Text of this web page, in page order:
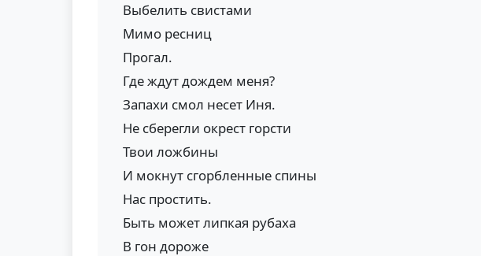
Выбелить свистами
Мимо ресниц
Прогал.
Где ждут дождем меня?
Запахи смол несет Иня.
Не сберегли окрест горсти
Твои ложбины
И мокнут сгорбленные спины
Нас простить.
Быть может липкая рубаха
В гон дороже